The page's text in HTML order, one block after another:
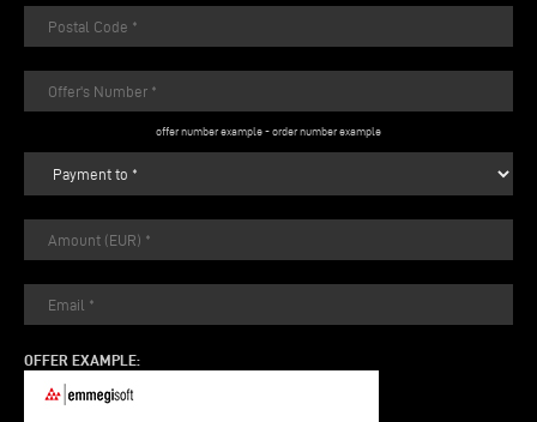
offer number example-order number example
OFFER EXAMPLE: